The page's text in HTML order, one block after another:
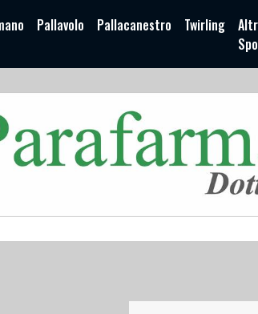
Pallavolo Pallacanestro Twirling